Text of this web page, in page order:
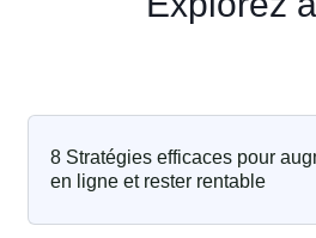
8 Stratégies efficaces pour
en ligne et rester rentable